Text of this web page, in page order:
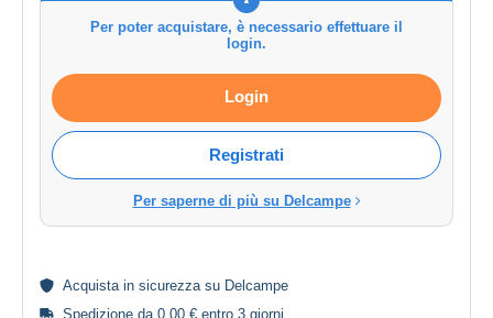
Per poter acquistare, è necessario effettuare il
login.
Login
Registrati
Per saperne di più su Delcampe
Acquista in sicurezza su Delcampe
Spedizione da 0,00 € entro 3 giorni